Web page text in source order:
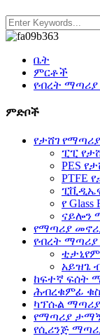
ቤት
ምርቶች
የብረት ማጣሪያ
ምድቦች
የታሸገ
ፒፒ
PES
PTFE
የ
ናይሎን
የማጣሪያ
የብረት ማጣሪያ
አይዝጌ
ከፍተኛ ፍሰት
ሕብረቁምፊ
ካፕሱል ማጣሪያ
የማጣሪያ
የሲሪንጅ